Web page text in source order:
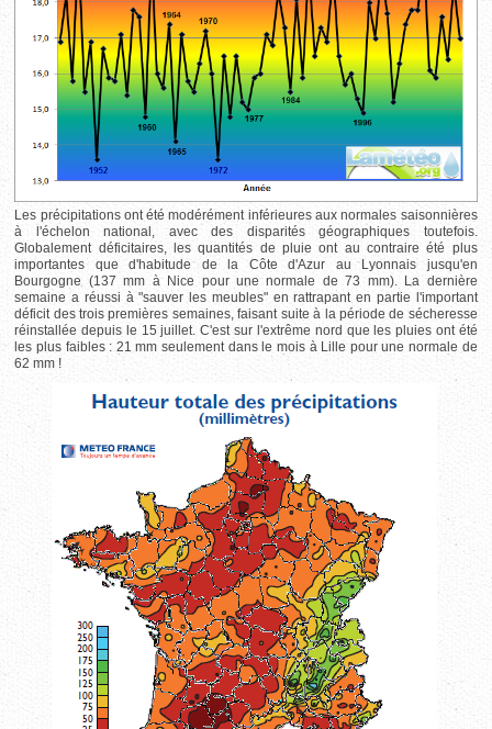
Les précipitations ont été modérément inférieures aux normales saisonnières
à l'échelon national, avec des disparités géographiques toutefois.
Globalement déficitaires, les quantités de pluie ont au contraire été plus
importantes que d'habitude de la Côte d'Azur au Lyonnais jusqu'en
Bourgogne (137 mm à Nice pour une normale de 73 mm). La dernière
semaine a réussi à "sauver les meubles" en rattrapant en partie l'important
déficit des trois premières semaines, faisant suite à la période de sécheresse
réinstallée depuis le 15 juillet. C'est sur l'extrême nord que les pluies ont été
les plus faibles : 21 mm seulement dans le mois à Lille pour une normale de
62 mm !